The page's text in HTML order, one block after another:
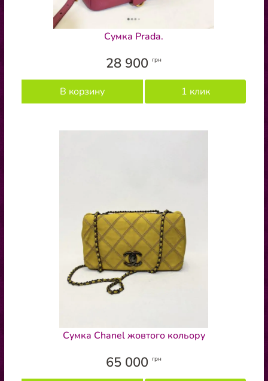
Сумка Prada.
28 900 грн
В корзину 1 клик
Сумка Chanel жовтого кольору
65 000 грн